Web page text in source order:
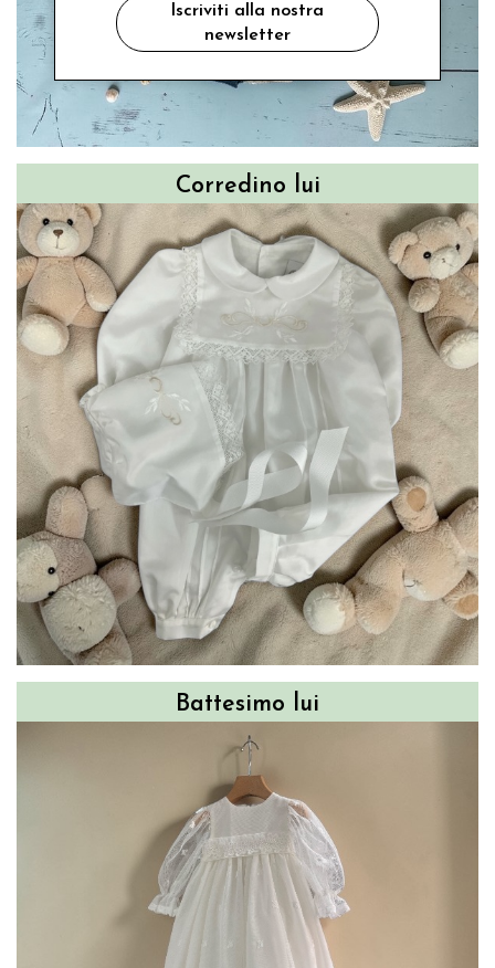
Corredino lui
Battesimo lui
Iscriviti alla nostra
newsletter